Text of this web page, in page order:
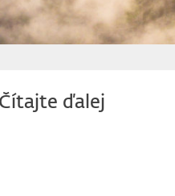
ďalej